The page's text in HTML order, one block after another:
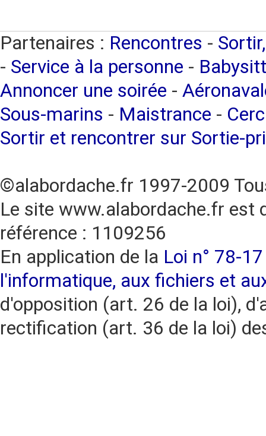
Partenaires : Rencontres -
- Service à la personne -
Annoncer une soirée -
Sous-marins - Maistrance -
Sortir et rencontrer sur Sortie-
©alabordache.fr 1997-2009
Le site www.alabordache.fr est
référence : 1109256
En application de la Loi n° 78-
l'informatique, aux fichiers et
d'opposition (art. 26 de la loi),
rectification (art. 36 de la loi)